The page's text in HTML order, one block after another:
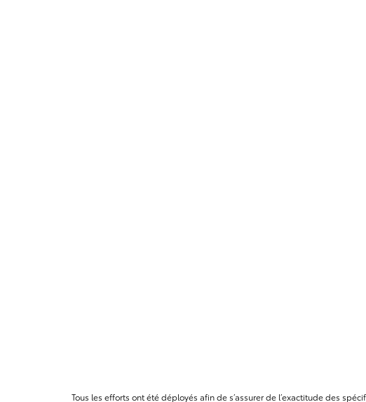
Tous les efforts ont été déployés afin de s’assurer de l’exactitude des